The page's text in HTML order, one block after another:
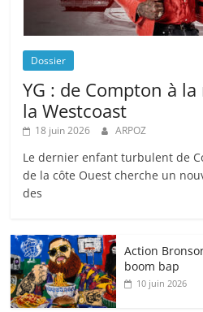
Dossier
YG : de Compton à
la Westcoast
18 juin 2026 ARPOZ
Le dernier enfant turbulent de
de la côte Ouest cherche un
des
Action
boom bap
10 juin 2026